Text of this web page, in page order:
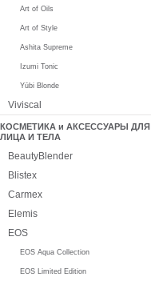
Art of Oils
Art of Style
Ashita Supreme
Izumi Tonic
Yūbi Blonde
Viviscal
КОСМЕТИКА и АКСЕССУАРЫ ДЛЯ
ЛИЦА И ТЕЛА
BeautyBlender
Blistex
Carmex
Elemis
EOS
EOS Aqua Collection
EOS Limited Edition